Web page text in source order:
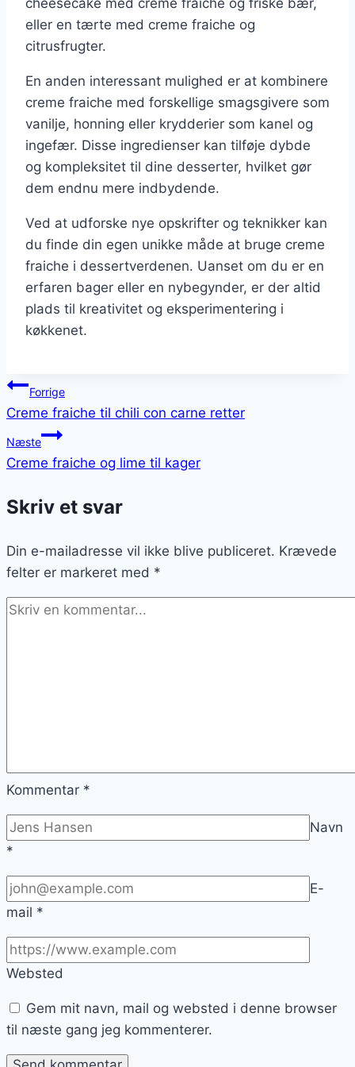
cheesecake med creme fraiche og friske bær,
eller en tærte med creme fraiche og
citrusfrugter.
En anden interessant mulighed er at kombinere
creme fraiche med forskellige smagsgivere som
vanilje, honning eller krydderier som kanel og
ingefær. Disse ingredienser kan tilføje dybde
og kompleksitet til dine desserter, hvilket gør
dem endnu mere indbydende.
Ved at udforske nye opskrifter og teknikker kan
du finde din egen unikke måde at bruge creme
fraiche i dessertverdenen. Uanset om du er en
erfaren bager eller en nybegynder, er der altid
plads til kreativitet og eksperimentering i
køkkenet.
Indlægsnavigation
Forrige
Creme fraiche til chili con carne retter
Næste
Creme fraiche og lime til kager
Skriv et svar
Din e-mailadresse vil ikke blive publiceret. Krævede
felter er markeret med *
Kommentar *
Navn
*
E-
mail *
Websted
Gem mit navn, mail og websted i denne browser
til næste gang jeg kommenterer.